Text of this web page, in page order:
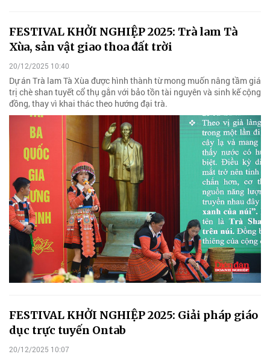
FESTIVAL KHỞI NGHIỆP 2025: Trà lam Tà
Xùa, sản vật giao thoa đất trời
20/12/2025 10:40
Dự án Trà lam Tà Xùa được hình thành từ mong muốn nâng tầm giá
trị chè shan tuyết cổ thụ gắn với bảo tồn tài nguyên và sinh kế cộng
đồng, thay vì khai thác theo hướng đại trà.
FESTIVAL KHỞI NGHIỆP 2025: Giải pháp giáo
dục trực tuyến Ontab
20/12/2025 10:07